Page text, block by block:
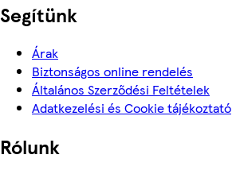
Segítünk
Árak
Biztonságos online rendelés
Általános Szerződési Feltételek
Adatkezelési és Cookie tájékoztató
Rólunk